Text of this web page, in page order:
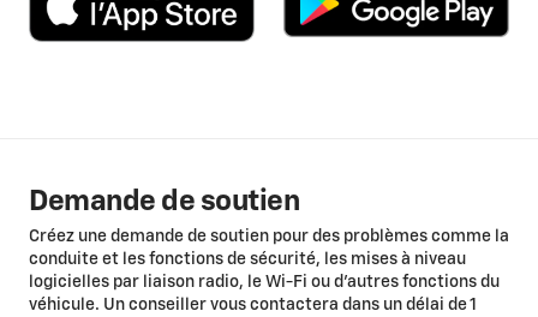
Demande de soutien
Créez une demande de soutien pour des problèmes comme la
conduite et les fonctions de sécurité, les mises à niveau
logicielles par liaison radio, le Wi-Fi ou d’autres fonctions du
véhicule. Un conseiller vous contactera dans un délai de 1